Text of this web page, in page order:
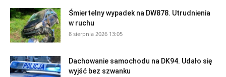
Śmiertelny wypadek na DW878. Utrudnienia
w ruchu
8 sierpnia 2026 13:05
Dachowanie samochodu na DK94. Udało się
wyjść bez szwanku